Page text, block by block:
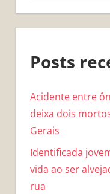
Posts
Acidente entre
deixa dois
Gerais
Identificada
vida ao ser
rua